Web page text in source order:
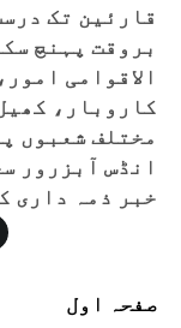
قارئین تک
بروقت پہنچ
الاقوامی
کاروبار،
مختلف شعبوں
انڈس آبزرور
خبر ذمہ داری
صفحہ اول